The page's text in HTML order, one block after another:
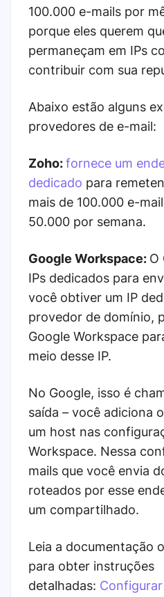
100.000 e-mails por
porque eles querem
permaneçam em IPs
contribuir com sua
Abaixo estão alguns
provedores de e-mail:
Zoho:fornece um
dedicado para
mais de 100.000 e-
50.000 por semana.
Google Workspace: O
IPs dedicados para
você obtiver um IP
provedor de domínio,
Google Workspace
meio desse IP.
No Google, isso é
saída – você adiciona
um host nas
Workspace. Nessa
mails que você envia
roteados por esse
um compartilhado.
Leia a documentação
para obter instruções
detalhadas: